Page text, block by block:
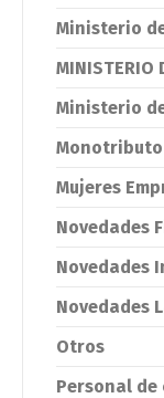
Ministerio
MINISTERIO
Ministerio
Monotributo
Mujeres
Novedades
Novedades
Novedades
Otros
Personal